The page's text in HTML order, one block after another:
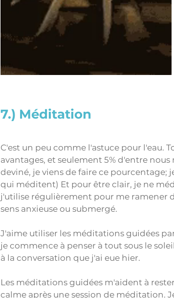
7.) Méditation
C'est un peu comme l'astuce pour l'eau.
avantages, et seulement 5% d'entre
deviné, je viens de faire ce pourcentage;
qui méditent) Et pour être clair, je ne
j'utilise régulièrement pour me ramener
sens anxieuse ou submergé.
J'aime utiliser les méditations guidées
je commence à penser à tout sous le
à la conversation que j'ai eue hier.
Les méditations guidées m'aident à
calme après une session de méditation.